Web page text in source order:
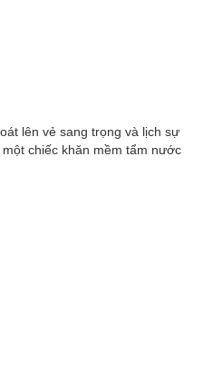
lên vẻ sang trọng và lịch sự
chiếc khăn mềm tẩm nước